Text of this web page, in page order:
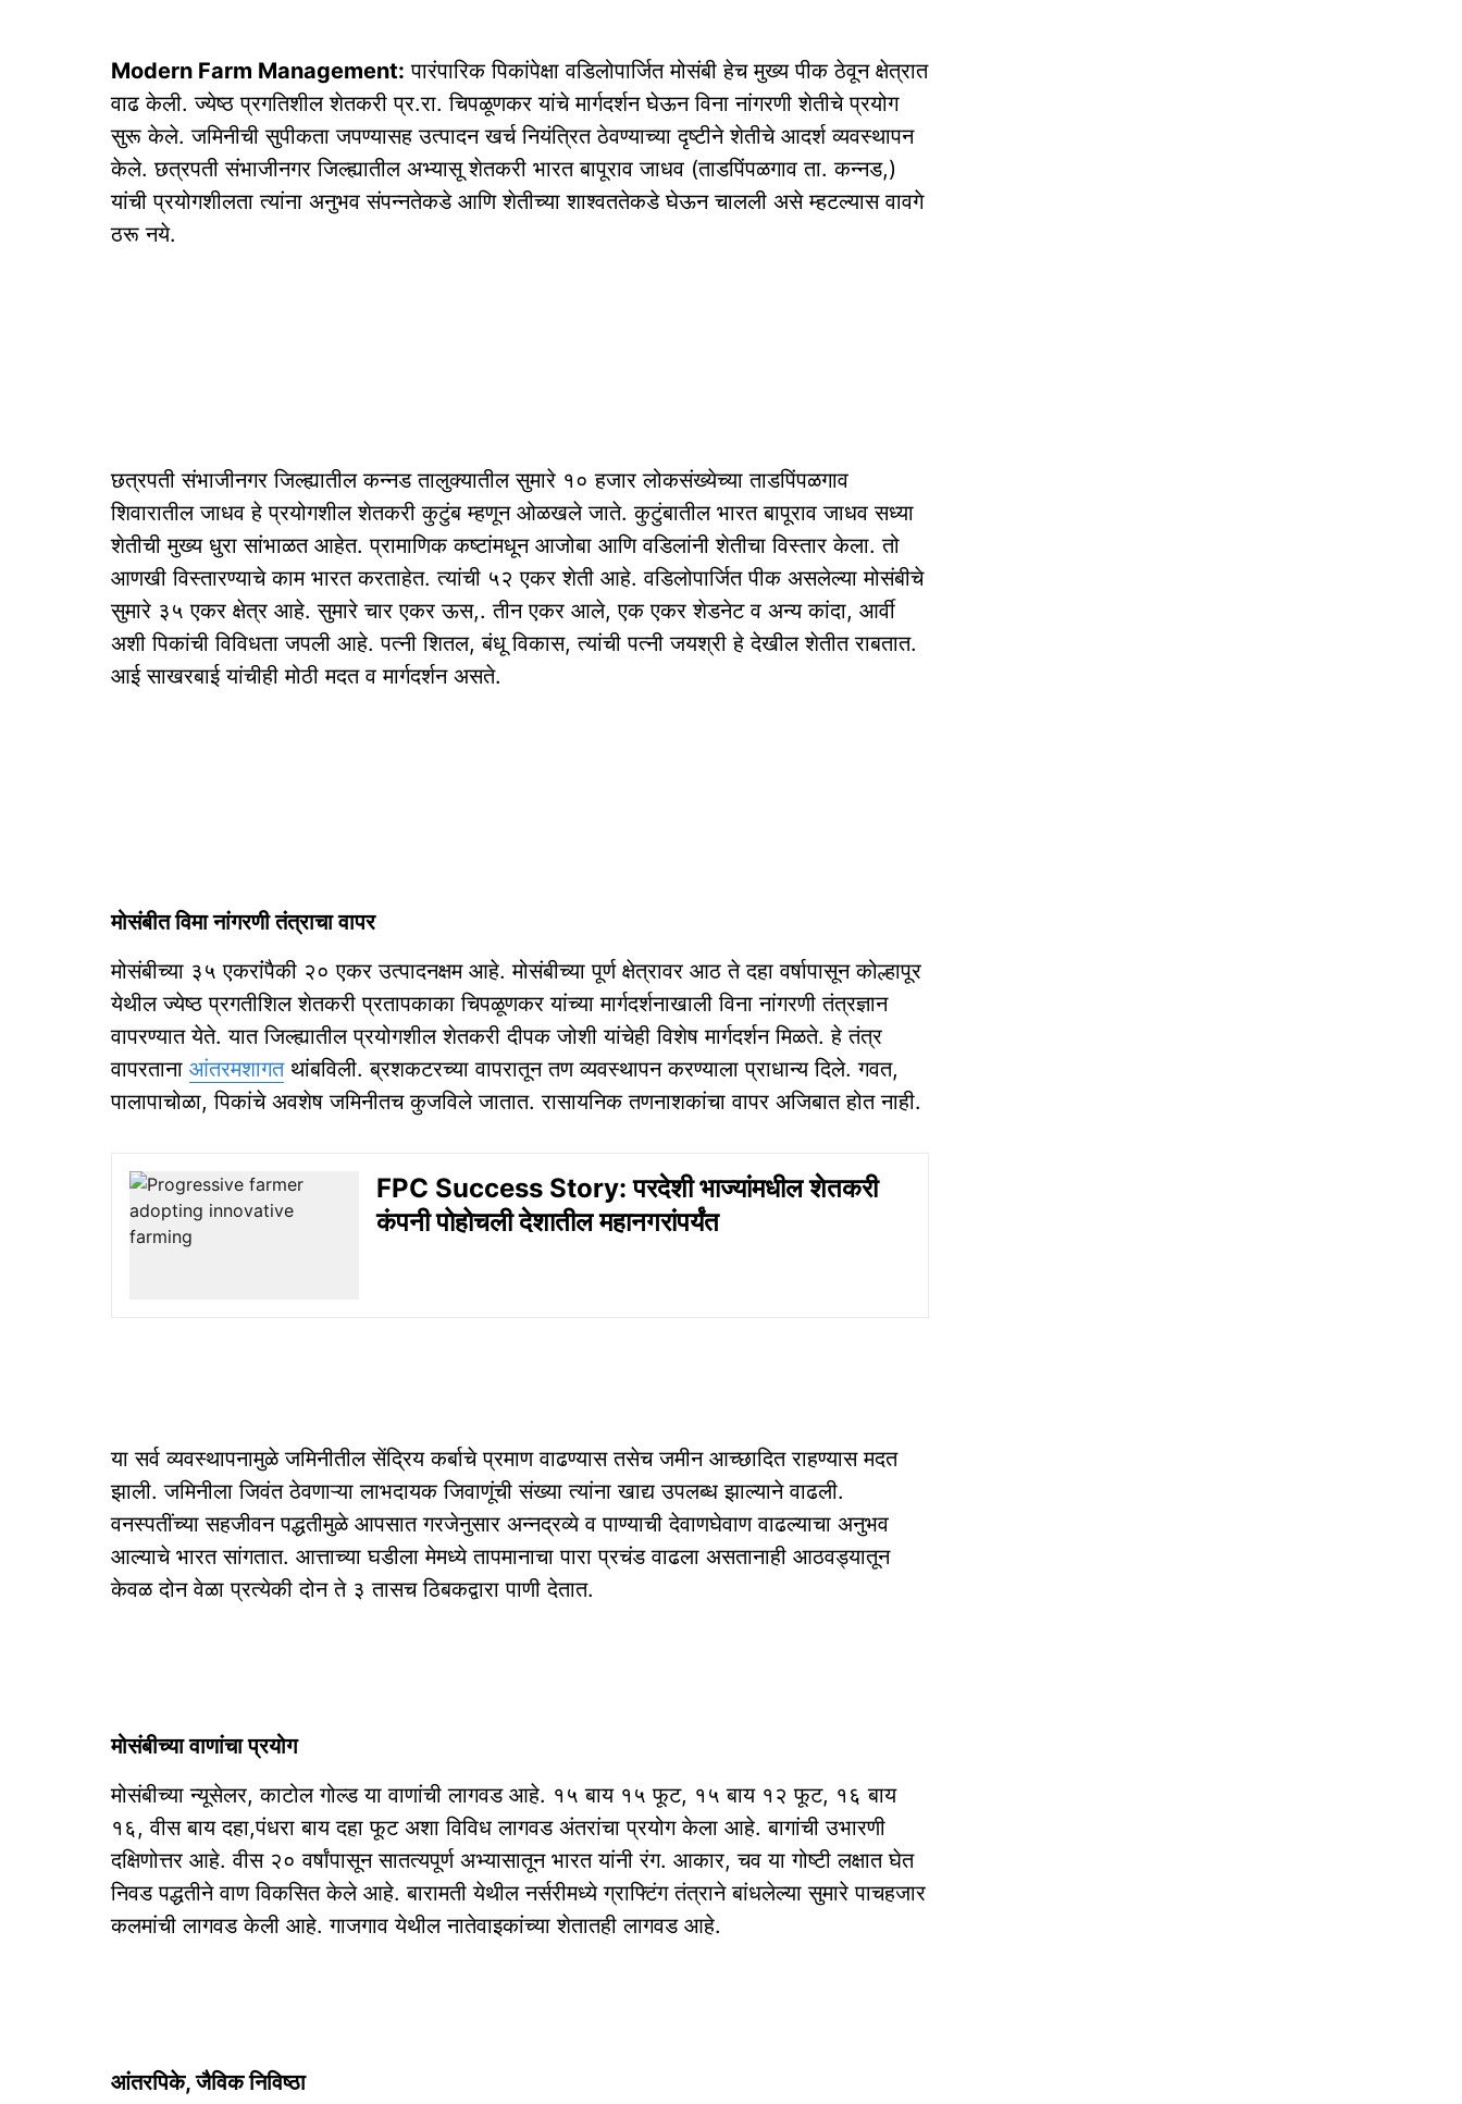
Modern Farm Management: पारंपारिक पिकांपेक्षा वडिलोपार्जित मोसंबी हेच मुख्य पीक ठेवून क्षेत्रात
वाढ केली. ज्येष्ठ प्रगतिशील शेतकरी प्र.रा. चिपळूणकर यांचे मार्गदर्शन घेऊन विना नांगरणी शेतीचे प्रयोग
सुरू केले. जमिनीची सुपीकता जपण्यासह उत्पादन खर्च नियंत्रित ठेवण्याच्या दृष्टीने शेतीचे आदर्श व्यवस्थापन
केले. छत्रपती संभाजीनगर जिल्ह्यातील अभ्यासू शेतकरी भारत बापूराव जाधव (ताडपिंपळगाव ता. कन्नड,)
यांची प्रयोगशीलता त्यांना अनुभव संपन्नतेकडे आणि शेतीच्या शाश्वततेकडे घेऊन चालली असे म्हटल्यास वावगे
ठरू नये.
छत्रपती संभाजीनगर जिल्ह्यातील कन्नड तालुक्यातील सुमारे १० हजार लोकसंख्येच्या ताडपिंपळगाव
शिवारातील जाधव हे प्रयोगशील शेतकरी कुटुंब म्हणून ओळखले जाते. कुटुंबातील भारत बापूराव जाधव सध्या
शेतीची मुख्य धुरा सांभाळत आहेत. प्रामाणिक कष्टांमधून आजोबा आणि वडिलांनी शेतीचा विस्तार केला. तो
आणखी विस्तारण्याचे काम भारत करताहेत. त्यांची ५२ एकर शेती आहे. वडिलोपार्जित पीक असलेल्या मोसंबीचे
सुमारे ३५ एकर क्षेत्र आहे. सुमारे चार एकर ऊस,. तीन एकर आले, एक एकर शेडनेट व अन्य कांदा, आर्वी
अशी पिकांची विविधता जपली आहे. पत्नी शितल, बंधू विकास, त्यांची पत्नी जयश्री हे देखील शेतीत राबतात.
आई साखरबाई यांचीही मोठी मदत व मार्गदर्शन असते.
मोसंबीत विमा नांगरणी तंत्राचा वापर
मोसंबीच्या ३५ एकरांंपैकी २० एकर उत्पादनक्षम आहे. मोसंबीच्या पूर्ण क्षेत्रावर आठ ते दहा वर्षापासून कोल्हापूर
येथील ज्येष्ठ प्रगतीशिल शेतकरी प्रतापकाका चिपळूणकर यांच्या मार्गदर्शनाखाली विना नांगरणी तंत्रज्ञान
वापरण्यात येते. यात जिल्ह्यातील प्रयोगशील शेतकरी दीपक जोशी यांचेही विशेष मार्गदर्शन मिळते. हे तंत्र
वापरताना आंतरमशागतथांबविली. ब्रशकटरच्या वापरातून तण व्यवस्थापन करण्याला प्राधान्य दिले. गवत,
पालापाचोळा, पिकांचे अवशेष जमिनीतच कुजविले जातात. रासायनिक तणनाशकांचा वापर अजिबात होत नाही.
FPC Success Story: परदेशी भाज्यांमधील शेतकरी
कंपनी पोहोचली देशातील महानगरांपर्यंत
या सर्व व्यवस्थापनामुळे जमिनीतील सेंद्रिय कर्बाचे प्रमाण वाढण्यास तसेच जमीन आच्छादित राहण्यास मदत
झाली. जमिनीला जिवंत ठेवणाऱ्या लाभदायक जिवाणूंची संख्या त्यांना खाद्य उपलब्ध झाल्याने वाढली.
वनस्पतींच्या सहजीवन पद्धतीमुळे आपसात गरजेनुसार अन्नद्रव्ये व पाण्याची देवाणघेवाण वाढल्याचा अनुभव
आल्याचे भारत सांगतात. आत्ताच्या घडीला मेमध्ये तापमानाचा पारा प्रचंड वाढला असतानाही आठवड्यातून
केवळ दोन वेळा प्रत्येकी दोन ते ३ तासच ठिबकद्वारा पाणी देतात.
मोसंबीच्या वाणांचा प्रयोग
मोसंबीच्या न्यूसेलर, काटोल गोल्ड या वाणांची लागवड आहे. १५ बाय १५ फूट, १५ बाय १२ फूट, १६ बाय
१६, वीस बाय दहा,पंधरा बाय दहा फूट अशा विविध लागवड अंतरांचा प्रयोग केला आहे. बागांची उभारणी
दक्षिणोत्तर आहे. वीस २० वर्षांपासून सातत्यपूर्ण अभ्यासातून भारत यांनी रंग. आकार, चव या गोष्टी लक्षात घेत
निवड पद्धतीने वाण विकसित केले आहे. बारामती येथील नर्सरीमध्ये ग्राफ्टिंग तंत्राने बांधलेल्या सुमारे पाचहजार
कलमांची लागवड केली आहे. गाजगाव येथील नातेवाइकांच्या शेतातही लागवड आहे.
आंतरपिके, जैविक निविष्ठा